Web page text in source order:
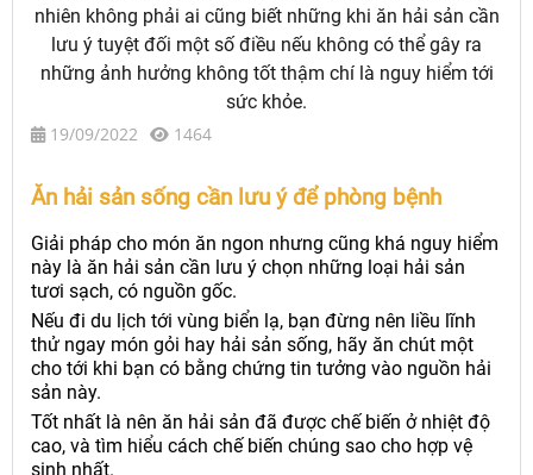
nhiên không phải ai cũng biết những khi ăn hải sản cần
lưu ý tuyệt đối một số điều nếu không có thể gây ra
những ảnh hưởng không tốt thậm chí là nguy hiểm tới
sức khỏe.
19/09/2022
1464
Ăn hải sản sống cần lưu ý để phòng bệnh
Giải pháp cho món ăn ngon nhưng cũng khá nguy hiểm
này là ăn hải sản cần lưu ý chọn những loại hải sản
tươi sạch, có nguồn gốc.
Nếu đi du lịch tới vùng biển lạ, bạn đừng nên liều lĩnh
thử ngay món gỏi hay hải sản sống, hãy ăn chút một
cho tới khi bạn có bằng chứng tin tưởng vào nguồn hải
sản này.
Tốt nhất là nên ăn hải sản đã được chế biến ở nhiệt độ
cao, và tìm hiểu cách chế biến chúng sao cho hợp vệ
sinh nhất.